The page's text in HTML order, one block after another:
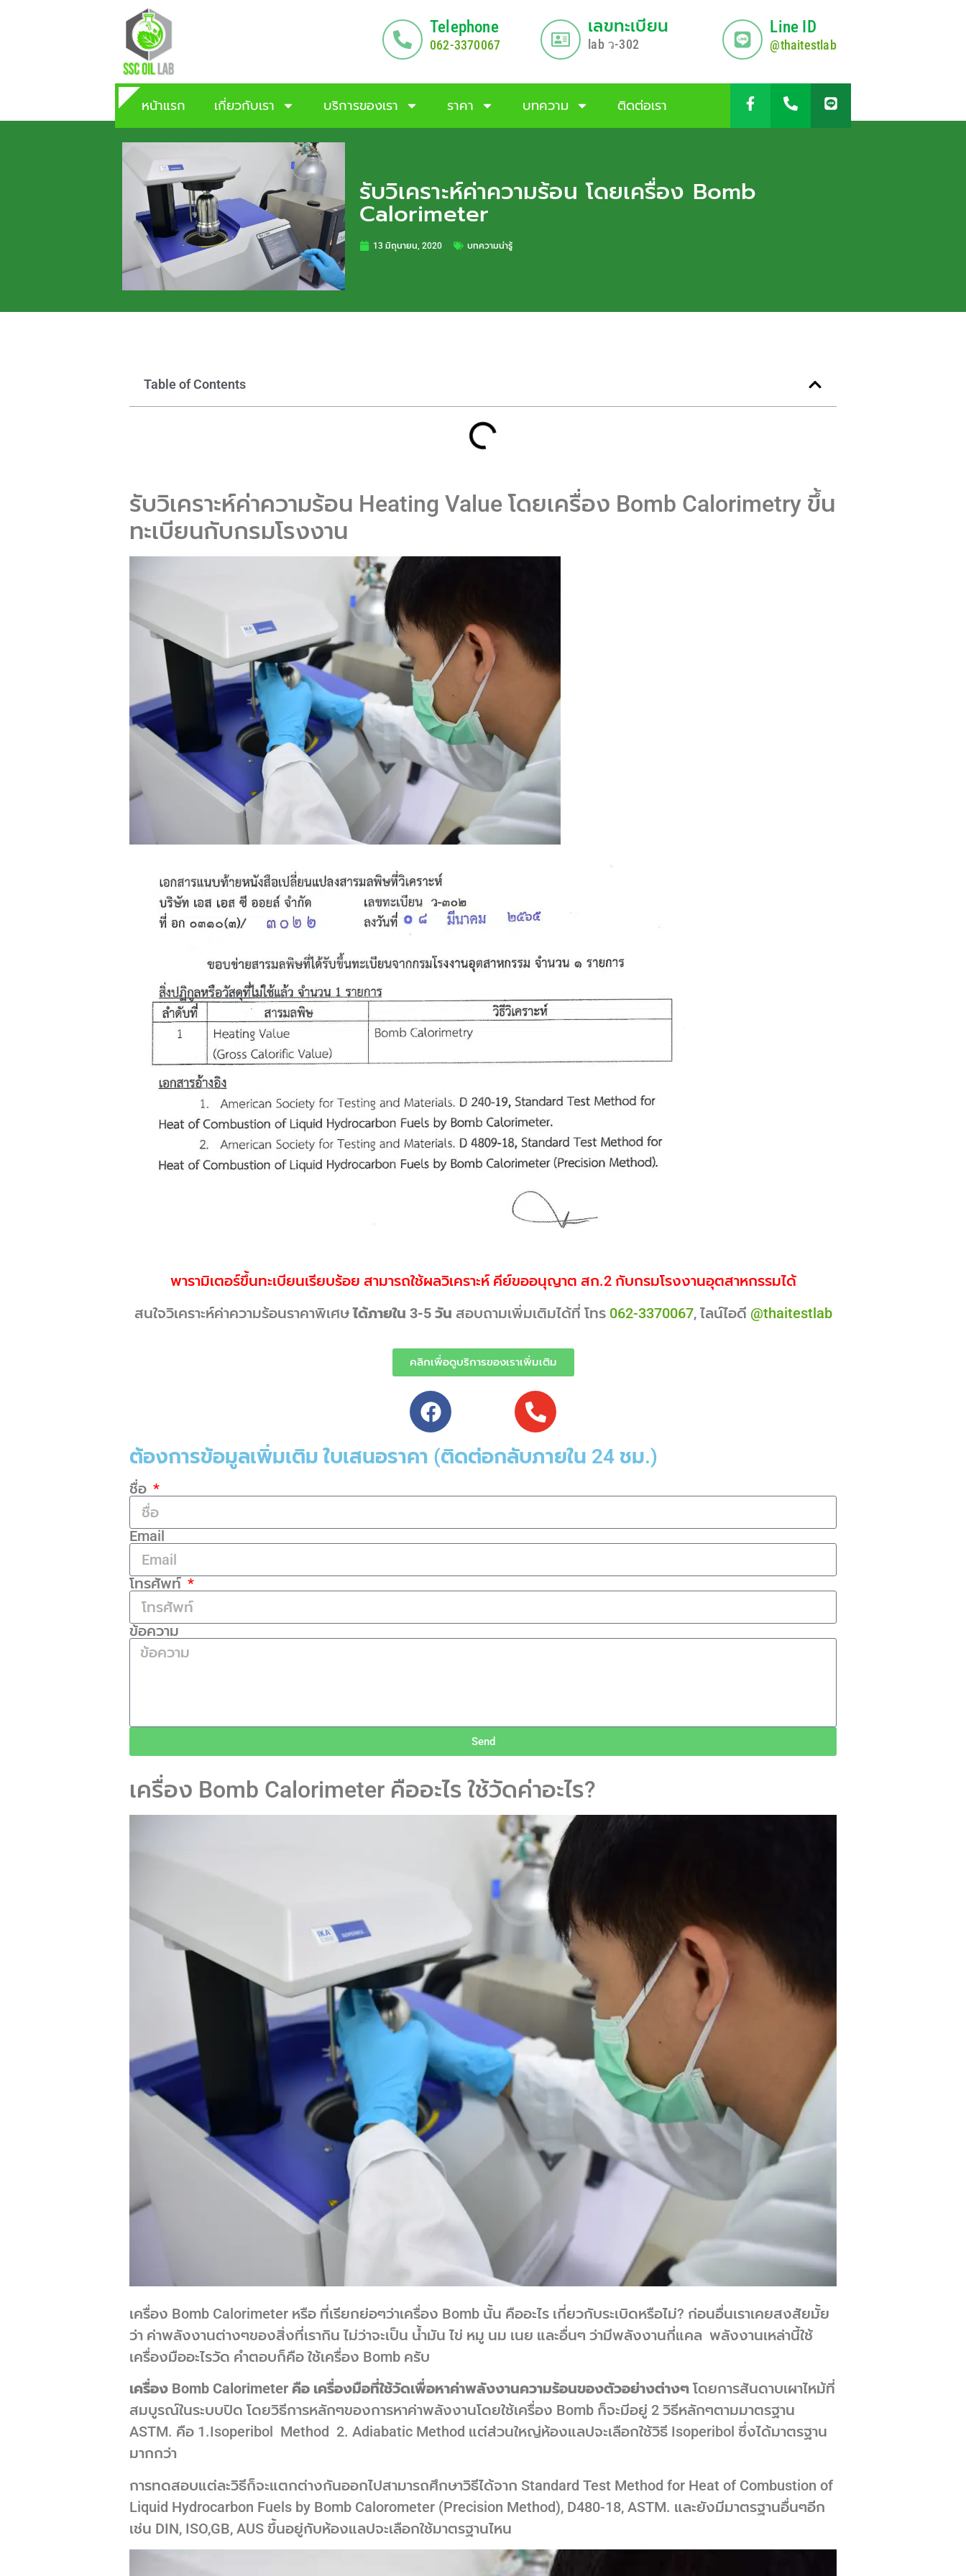
Telephone
062-3370067
เลขทะเบียน
lab ว-302
Line ID
@thaitestlab
หน้าแรก เกี่ยวกับเรา บริการของเรา ราคา บทความ ติดต่อเรา
รับวิเคราะห์ค่าความร้อน โดยเครื่อง Bomb
Calorimeter
13 มิถุนายน, 2020 บทความน่ารู้
Table of Contents
รับวิเคราะห์ค่าความร้อน Heating Value โดยเครื่อง Bomb Calorimetry ขึ้น
ทะเบียนกับกรมโรงงาน
พารามิเตอร์ขึ้นทะเบียนเรียบร้อย สามารถใช้ผลวิเคราะห์ คีย์ขออนุญาต สก.2 กับกรมโรงงานอุตสาหกรรมได้
สนใจวิเคราะห์ค่าความร้อนราคาพิเศษได้ภายใน 3-5 วัน สอบถามเพิ่มเติมได้ที่ โทร 062-3370067, ไลน์ไอดี @thaitestlab
คลิกเพื่อดูบริการของเราเพิ่มเติม
ต้องการข้อมูลเพิ่มเติม ใบเสนอราคา (ติดต่อกลับภายใน 24 ชม.)
ชื่อ
Email
โทรศัพท์
ข้อความ
Send
เครื่อง Bomb Calorimeter คืออะไร ใช้วัดค่าอะไร?
เครื่อง Bomb Calorimeter หรือ ที่เรียกย่อๆว่าเครื่อง Bomb นั้น คืออะไร เกี่ยวกับระเบิดหรือไม่? ก่อนอื่นเราเคยสงสัยมั้ย
ว่า ค่าพลังงานต่างๆของสิ่งที่เรากิน ไม่ว่าจะเป็น น้ำมัน ไข่ หมู นม เนย และอื่นๆ ว่ามีพลังงานกี่แคล พลังงานเหล่านี้ใช้
เครื่องมืออะไรวัด คำตอบก็คือ ใช้เครื่อง Bomb ครับ
เครื่อง Bomb Calorimeter คือ เครื่องมือที่ใช้วัดเพื่อหาค่าพลังงานความร้อนของตัวอย่างต่างๆ โดยการสันดาบเผาไหม้ที่
สมบูรณ์ในระบบปิด โดยวิธีการหลักๆของการหาค่าพลังงานโดยใช้เครื่อง Bomb ก็จะมีอยู่ 2 วิธีหลักๆตามมาตรฐาน
ASTM. คือ 1.Isoperibol Method 2. Adiabatic Method แต่ส่วนใหญ่ห้องแลปจะเลือกใช้วิธี Isoperibol ซึ่งได้มาตรฐาน
มากกว่า
การทดสอบแต่ละวิธีก็จะแตกต่างกันออกไปสามารถศึกษาวิธีได้จาก Standard Test Method for Heat of Combustion of
Liquid Hydrocarbon Fuels by Bomb Calorometer (Precision Method), D480-18, ASTM. และยังมีมาตรฐานอื่นๆอีก
เช่น DIN, ISO,GB, AUS ขึ้นอยู่กับห้องแลปจะเลือกใช้มาตรฐานไหน